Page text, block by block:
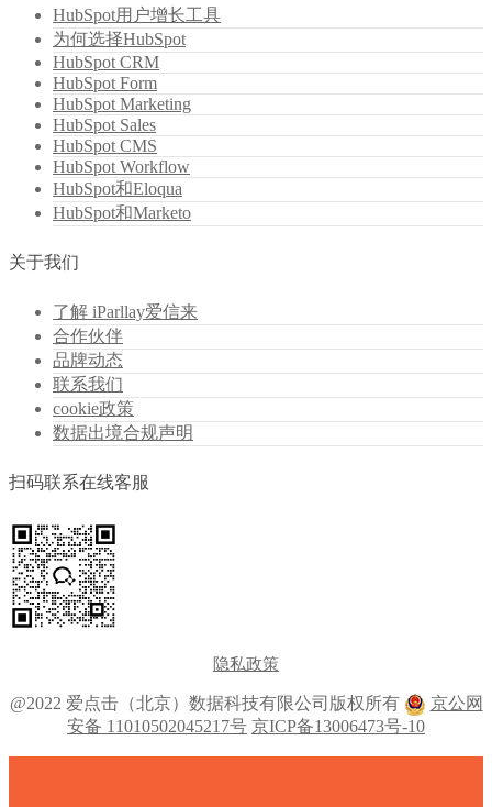
HubSpot用户增长工具
为何选择HubSpot
HubSpot CRM
HubSpot Form
HubSpot Marketing
HubSpot Sales
HubSpot CMS
HubSpot Workflow
HubSpot和Eloqua
HubSpot和Marketo
关于我们
了解 iParllay爱信来
合作伙伴
品牌动态
联系我们
cookie政策
数据出境合规声明
扫码联系在线客服
隐私政策
@2022 爱点击（北京）数据科技有限公司版权所有
京公网
安备 11010502045217号 京ICP备13006473号-10